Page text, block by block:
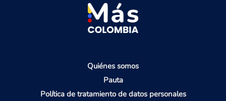
Quiénes somos
Pauta
Política de tratamiento de datos personales